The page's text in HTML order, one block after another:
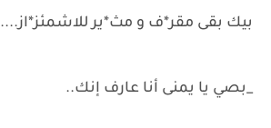
بيك بقى مقر*ف و مث*ير للاشمئز*از....
_بصي يا يمنى أنا عارف إنك..